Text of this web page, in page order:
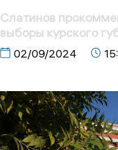
Слатинов
выборы курского
02/09/2024